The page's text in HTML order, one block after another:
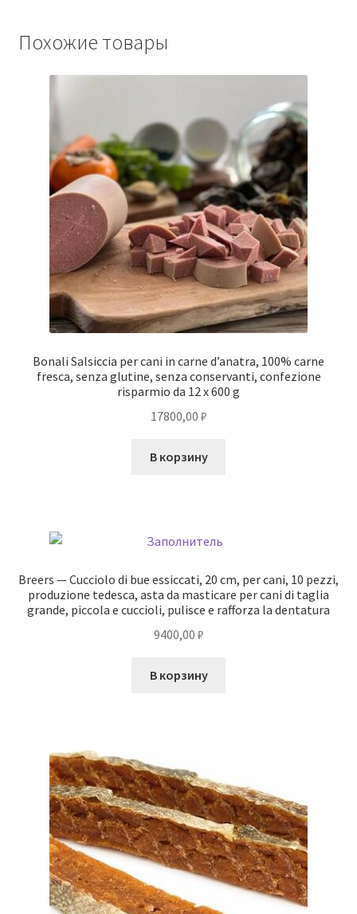
Похожие товары
Bonali Salsiccia per cani in carne d’anatra, 100% carne
fresca, senza glutine, senza conservanti, confezione
risparmio da 12 x 600 g
17800,00 ₽
В корзину
Breers — Cucciolo di bue essiccati, 20 cm, per cani, 10 pezzi,
produzione tedesca, asta da masticare per cani di taglia
grande, piccola e cuccioli, pulisce e rafforza la dentatura
9400,00 ₽
В корзину